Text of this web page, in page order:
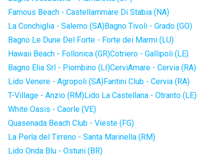
Famous Beach - Castellammare Di Stabia (NA)
La Conchiglia - Salerno (SA)Bagno Tivoli - Grado (GO)
Bagno Le Dune Del Forte - Forte dei Marmi (LU)
Hawaii Beach - Follonica (GR)Cotriero - Gallipoli (LE)
Bagno Elia Srl - Piombino (LI)CerviAmare - Cervia (RA)
Lido Venere - Agropoli (SA)Fantini Club - Cervia (RA)
T-Village - Anzio (RM)Lido La Castellana - Otranto (LE)
White Oasis - Caorle (VE)
Quasenada Beach Club - Vieste (FG)
La Perla del Tirreno - Santa Marinella (RM)
Lido Onda Blu - Ostuni (BR)